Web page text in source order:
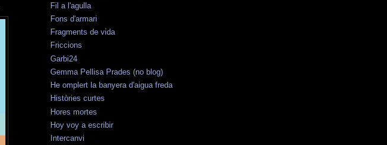
Fil a l'agulla
Fons d'armari
Fragments de vida
Friccions
Garbi24
Gemma Pellisa Prades (no blog)
He omplert la banyera d'aigua freda
Històries curtes
Hores mortes
Hoy voy a escribir
Intercanvi